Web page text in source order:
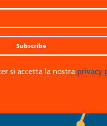
si accetta la nostra privacy